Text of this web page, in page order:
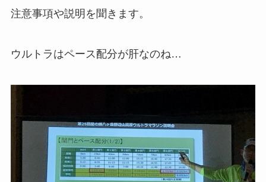
注意事項や説明を聞きます。
ウルトラはペース配分が肝なのね…